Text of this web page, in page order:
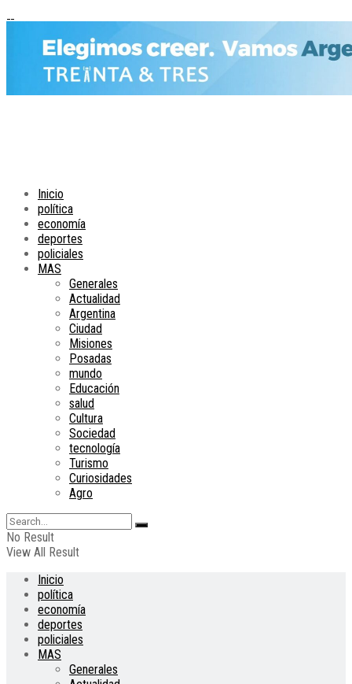
Inicio
política
economía
deportes
policiales
MAS
Generales
Actualidad
Argentina
Ciudad
Misiones
Posadas
mundo
Educación
salud
Cultura
Sociedad
tecnología
Turismo
Curiosidades
Agro
No Result
View All Result
Inicio
política
economía
deportes
policiales
MAS
Generales